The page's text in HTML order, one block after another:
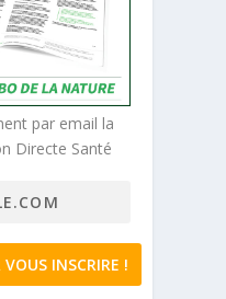
par email la
Directe Santé